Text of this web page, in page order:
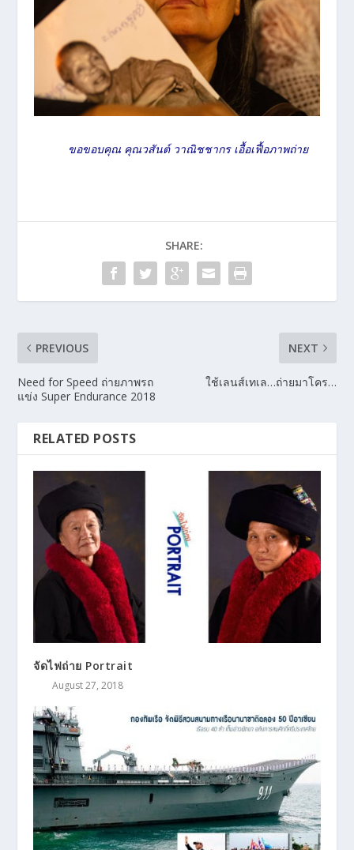
ขอขอบคุณ คุณวสันต์ วาณิชชากร เอื้อเฟื้อภาพถ่าย
SHARE:
PREVIOUS
Need for Speed ถ่ายภาพรถ
แข่ง Super Endurance 2018
NEXT
ใช้เลนส์เทเล…ถ่ายมาโคร…
RELATED POSTS
จัดไฟถ่าย Portrait
August 27, 2018